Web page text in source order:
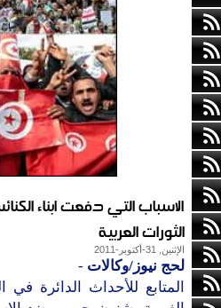
الاسباب التي دفعت ابناء
الثورات العربية
الإثنين, 31-أكتوبر-2011
لحج نيوز/وكالات -
المتابع للأحداث الدائرة